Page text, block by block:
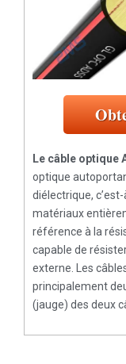
Le câble optique
optique
diélectrique,
matériaux
référence à la
capable de
externe. Les
principalement
(jauge) des deux